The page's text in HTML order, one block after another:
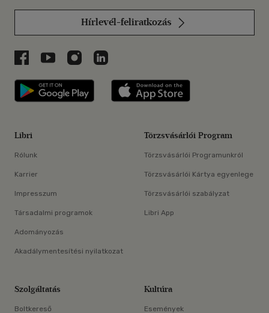
Hírlevél-feliratkozás
Libri a Facebookon
Libri a Youtube-on
Libri az Instagramon
Libri a LinkedInen
Libri applikáció Szerezd meg: Google
Libri
Rólunk
Karrier
Impresszum
Társadalmi programok
Adományozás
Akadálymentesítési nyilatkozat
Törzsvásárlói Program
Törzsvásárlói Programunkról
Törzsvásárlói Kártya egyenlege
Törzsvásárlói szabályzat
Libri App
Szolgáltatás
Boltkereső
Kultúra
Események